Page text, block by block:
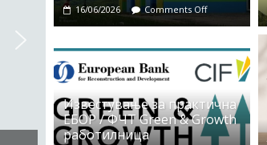
16/06/2026 Comments Off
Известување за практична
ЕБОР / ФЧТ Green & Growth
работилница